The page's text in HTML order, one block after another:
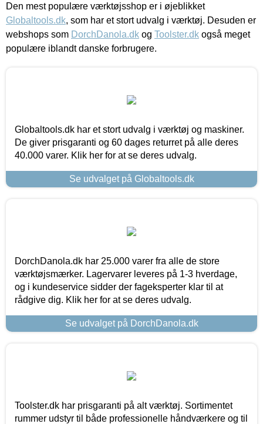
Den mest populære værktøjsshop er i øjeblikket
Globaltools.dk, som har et stort udvalg i værktøj. Desuden er
webshops som DorchDanola.dk og Toolster.dk også meget
populære iblandt danske forbrugere.
Globaltools.dk har et stort udvalg i værktøj og maskiner.
De giver prisgaranti og 60 dages returret på alle deres
40.000 varer. Klik her for at se deres udvalg.
Se udvalget på Globaltools.dk
DorchDanola.dk har 25.000 varer fra alle de store
værktøjsmærker. Lagervarer leveres på 1-3 hverdage,
og i kundeservice sidder der fageksperter klar til at
rådgive dig. Klik her for at se deres udvalg.
Se udvalget på DorchDanola.dk
Toolster.dk har prisgaranti på alt værktøj. Sortimentet
rummer udstyr til både professionelle håndværkere og til